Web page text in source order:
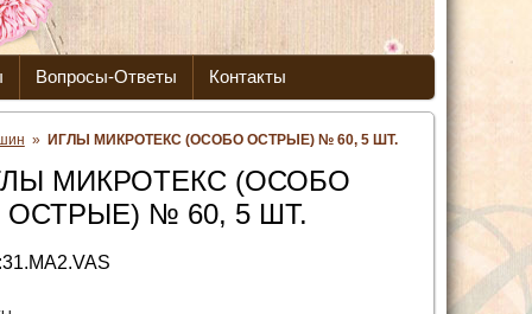
Вопросы-Ответы Контакты
» ИГЛЫ МИКРОТЕКС (ОСОБО ОСТРЫЕ) № 60, 5 ШТ.
МИКРОТЕКС (ОСОБО
ОСТРЫЕ) № 60, 5 ШТ.